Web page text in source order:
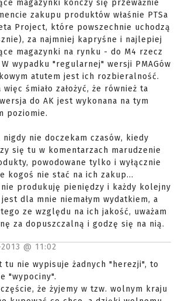
magazynki kończy się przeważnie
zakupu produktów właśnie PTSa
Project, które powszechnie uchodzą
za najmniej kapryśne i najlepiej
magazynki na rynku - do M4 rzecz
W wypadku "regularnej" wersji PMAGów
atutem jest ich rozbieralność.
więc śmiało założyć, że również ta
do AK jest wykonana na tym
poziomie.
nigdy nie doczekam czasów, kiedy
się tu w komentarzach marudzenie
powodowane tylko i wyłącznie
kogoś nie stać na ich zakup...
nie produkuję pieniędzy i każdy kolejny
jest dla mnie niemałym wydatkiem, a
ze względu na ich jakość, uważam
za dopuszczalną i godzę się na nią.
@ 11:02
tu nie wypisuje żadnych "herezji", to
"wypociny".
że żyjemy w tzw. wolnym kraju